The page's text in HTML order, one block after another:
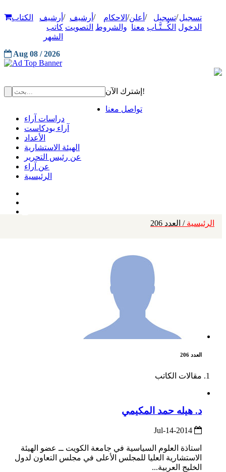
تسجيل
الدخول
/تسجيل
الكُــتَّـاب
/ أعلن
معنا
/ الاحكام
والشروط
/ أرشيف
التصويت
/ أرشيف
كاتب
الشهر
الكتاب
Aug 08 / 2026
إشترك الآن!
تواصل معنا
دراسات آراء
آراء بودكاست
الأعداد
الهيئة الاستشارية
عن رئيس التحرير
عن آراء
الرئيسية
الرئيسية / العدد 206
العدد 206
مقالات الكاتب
د. هيله حمد المكيمي
استاذة العلوم السياسية في جامعة الكويت ــ عضو الهيئة
الاستشارية العليا للمجلس الأعلى في مجلس التعاون لدول
الخليج العربية...